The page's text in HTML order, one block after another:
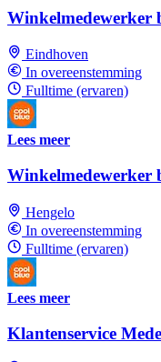
Winkelmedewerker
Eindhoven
In overeenstemming
Fulltime (ervaren)
Lees meer
Winkelmedewerker
Hengelo
In overeenstemming
Fulltime (ervaren)
Lees meer
Klantenservice